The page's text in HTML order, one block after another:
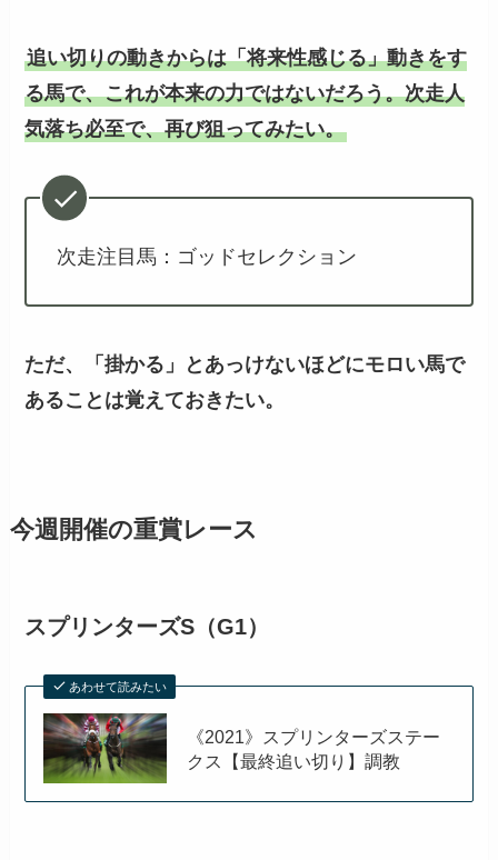
追い切りの動きからは「将来性感じる」動きをす
る馬で、これが本来の力ではないだろう。次走人
気落ち必至で、再び狙ってみたい。
次走注目馬：ゴッドセレクション
ただ、「掛かる」とあっけないほどにモロい馬で
あることは覚えておきたい。
今週開催の重賞レース
スプリンターズS（G1）
あわせて読みたい
《2021》スプリンターズステー
クス【最終追い切り】調教